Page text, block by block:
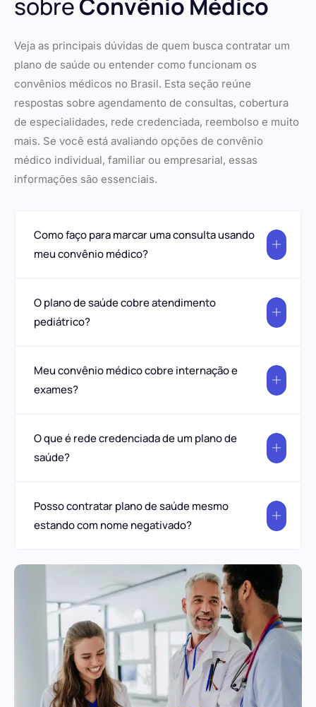
sobreConvênio Médico
Veja as principais dúvidas de quem busca contratar um
plano de saúde ou entender como funcionam os
convênios médicos no Brasil. Esta seção reúne
respostas sobre agendamento de consultas, cobertura
de especialidades, rede credenciada, reembolso e muito
mais. Se você está avaliando opções de convênio
médico individual, familiar ou empresarial, essas
informações são essenciais.
Como faço para marcar uma consulta usando
meu convênio médico?
O plano de saúde cobre atendimento
pediátrico?
Meu convênio médico cobre internação e
exames?
O que é rede credenciada de um plano de
saúde?
Posso contratar plano de saúde mesmo
estando com nome negativado?